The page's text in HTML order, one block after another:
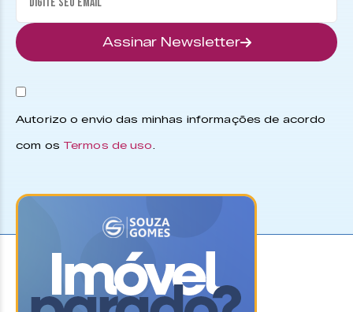
Assinar Newsletter
Autorizo o envio das minhas informações de acordo
com os Termos de uso.